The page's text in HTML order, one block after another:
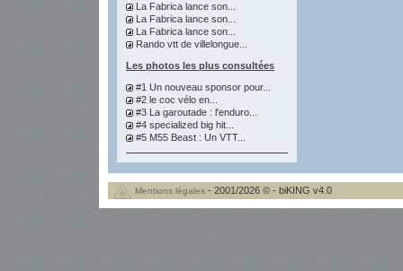
La Fabrica lance son...
La Fabrica lance son...
La Fabrica lance son...
Rando vtt de villelongue...
Les photos les plus consultées
#1 Un nouveau sponsor pour...
#2 le coc vélo en...
#3 La garoutade : l'enduro...
#4 specialized big hit...
#5 M55 Beast : Un VTT...
Mentions légales - 2001/2026 © - biKING v4.0